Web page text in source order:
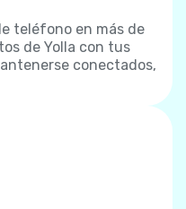
teléfono en más de
de Yolla con tus
conectados,